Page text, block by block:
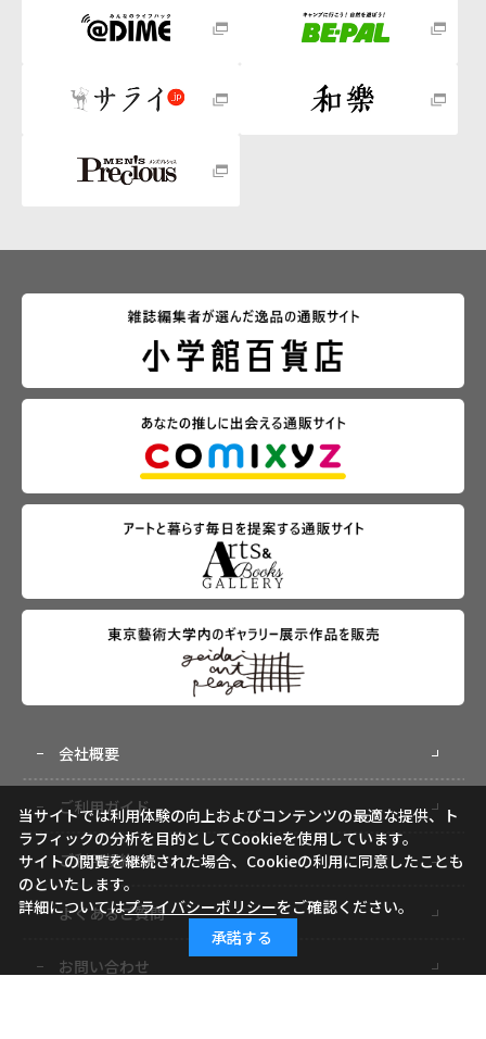
会社概要
ご利用ガイド
ご利用規約
よくあるご質問
お問い合わせ
当サイトでは利用体験の向上およびコンテンツの最適な提供、ト
ラフィックの分析を目的としてCookieを使用しています。
サイトの閲覧を継続された場合、Cookieの利用に同意したことも
のといたします。
詳細についてはプライバシーポリシーをご確認ください。
承諾する